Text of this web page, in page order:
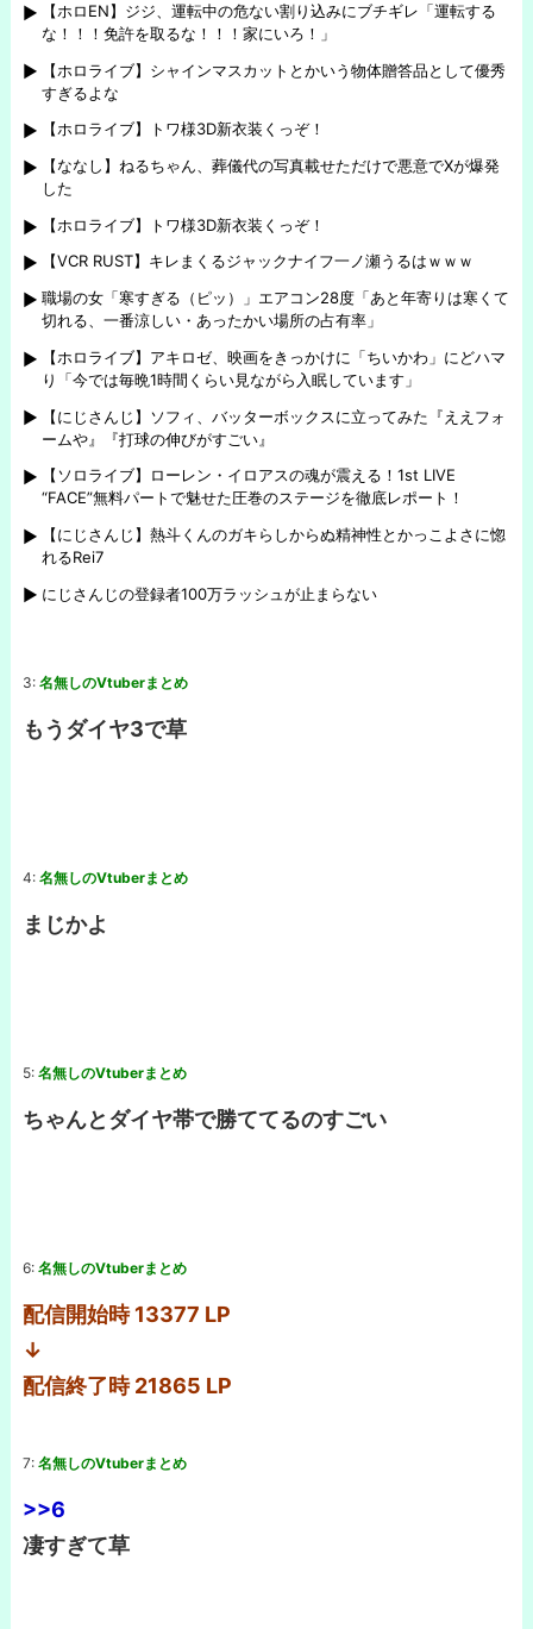
【ホロEN】ジジ、運転中の危ない割り込みにブチギレ「運転する
な！！！免許を取るな！！！家にいろ！」
【ホロライブ】シャインマスカットとかいう物体贈答品として優秀
すぎるよな
【ホロライブ】トワ様3D新衣装くっぞ！
【ななし】ねるちゃん、葬儀代の写真載せただけで悪意でXが爆発
した
【ホロライブ】トワ様3D新衣装くっぞ！
【VCR RUST】キレまくるジャックナイフ一ノ瀬うるはｗｗｗ
職場の女「寒すぎる（ピッ）」エアコン28度「あと年寄りは寒くて
切れる、一番涼しい・あったかい場所の占有率」
【ホロライブ】アキロゼ、映画をきっかけに「ちいかわ」にどハマ
り「今では毎晩1時間くらい見ながら入眠しています」
【にじさんじ】ソフィ、バッターボックスに立ってみた『ええフォ
ームや』『打球の伸びがすごい』
【ソロライブ】ローレン・イロアスの魂が震える！1st LIVE
“FACE”無料パートで魅せた圧巻のステージを徹底レポート！
【にじさんじ】熱斗くんのガキらしからぬ精神性とかっこよさに惚
れるRei7
にじさんじの登録者100万ラッシュが止まらない
3: 名無しのVtuberまとめ
もうダイヤ3で草
4: 名無しのVtuberまとめ
まじかよ
5: 名無しのVtuberまとめ
ちゃんとダイヤ帯で勝ててるのすごい
6: 名無しのVtuberまとめ
配信開始時 13377 LP
↓
配信終了時 21865 LP
7: 名無しのVtuberまとめ
>>6
凄すぎて草